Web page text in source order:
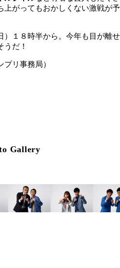
上がってもおかしくない激戦が予
）１８時半から。今年も目が離せ
だ！
プリ事務局）
Gallery